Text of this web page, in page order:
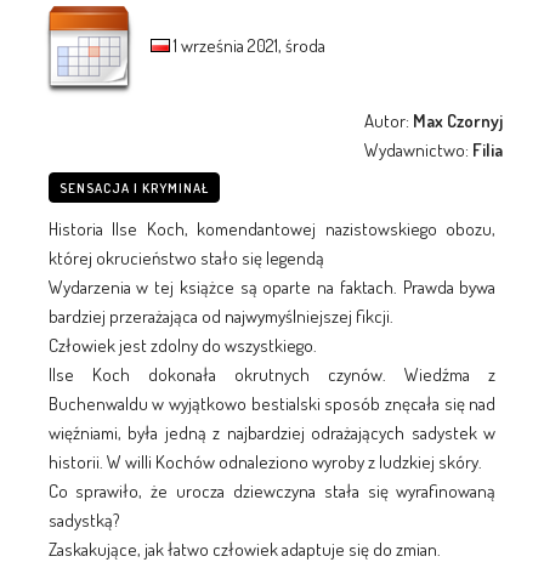
1 września 2021, środa
Autor: Max Czornyj
Wydawnictwo: Filia
SENSACJA I KRYMINAŁ
Historia Ilse Koch, komendantowej nazistowskiego obozu,
której okrucieństwo stało się legendą
Wydarzenia w tej książce są oparte na faktach. Prawda bywa
bardziej przerażająca od najwymyślniejszej fikcji.
Człowiek jest zdolny do wszystkiego.
Ilse Koch dokonała okrutnych czynów. Wiedźma z
Buchenwaldu w wyjątkowo bestialski sposób znęcała się nad
więźniami, była jedną z najbardziej odrażających sadystek w
historii. W willi Kochów odnaleziono wyroby z ludzkiej skóry.
Co sprawiło, że urocza dziewczyna stała się wyrafinowaną
sadystką?
Zaskakujące, jak łatwo człowiek adaptuje się do zmian.